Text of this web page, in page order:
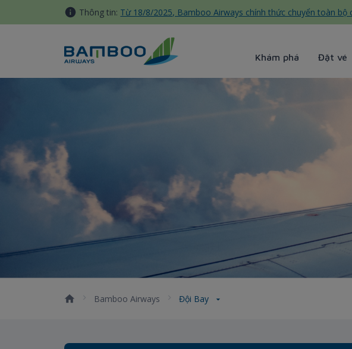
Truy cập nội dung luôn
Thông tin: Từ 18/8/2025, Bamboo Airways chính thức chuyển toàn bộ
Khám phá Đặt vé
Đội bay - Bamboo Airways
Bamboo Airways Đội Bay